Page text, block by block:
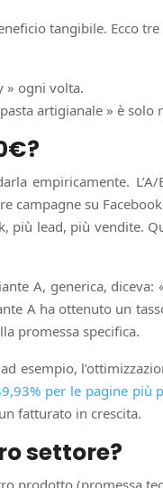
tangibile. Ecco
» ogni volta.
artigianale » è solo
empiricamente.
su
più lead, più vendite.
A, generica,
A ha ottenuto un
promessa specifica.
esempio,
per le pagine più
fatturato in crescita.
settore?